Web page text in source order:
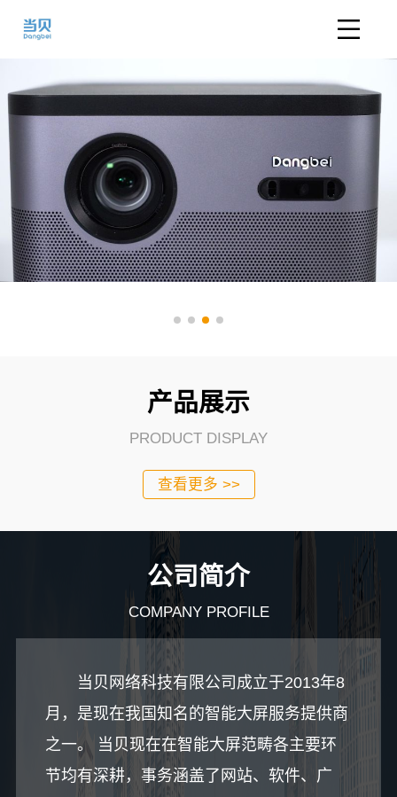
产品展示
PRODUCT DISPLAY
查看更多 >>
公司简介
COMPANY PROFILE
当贝网络科技有限公司成立于2013年8
月，是现在我国知名的智能大屏服务提供商
之一。 当贝现在在智能大屏范畴各主要环
节均有深耕，事务涵盖了网站、软件、广